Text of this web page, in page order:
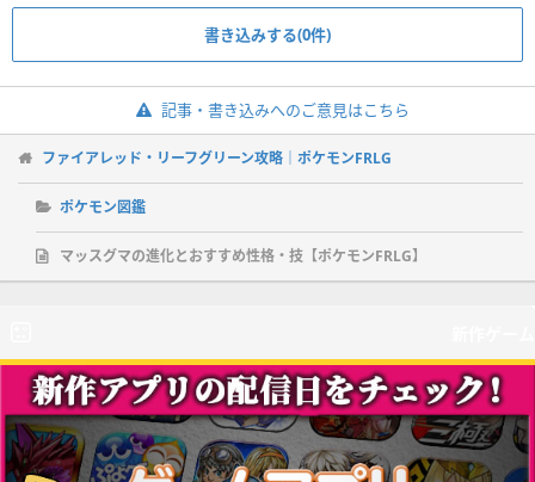
書き込みする(0件)
記事・書き込みへのご意見はこちら
ファイアレッド・リーフグリーン攻略｜ポケモンFRLG
ポケモン図鑑
マッスグマの進化とおすすめ性格・技【ポケモンFRLG】